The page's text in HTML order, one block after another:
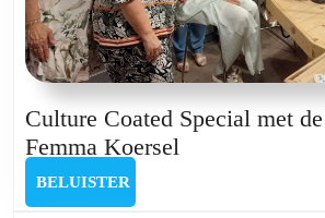
Culture Coated Special met
Femma Koersel
BELUISTER